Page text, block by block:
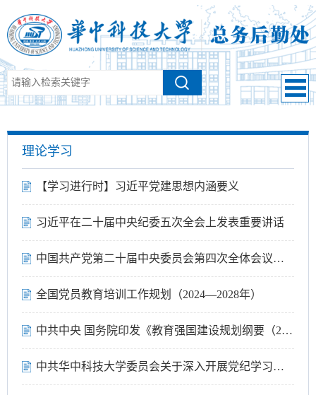
理论学习
【学习进行时】习近平党建思想内涵要义
习近平在二十届中央纪委五次全会上发表重要讲话
中国共产党第二十届中央委员会第四次全体会议公报
全国党员教育培训工作规划（2024—2028年）
中共中央 国务院印发《教育强国建设规划纲要（2024－2035年）》
中共华中科技大学委员会关于深入开展党纪学习教育的实施方案